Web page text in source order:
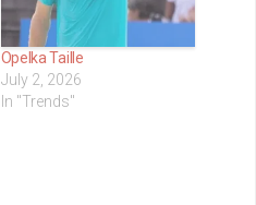
Opelka Taille
July 2, 2026
In "Trends"